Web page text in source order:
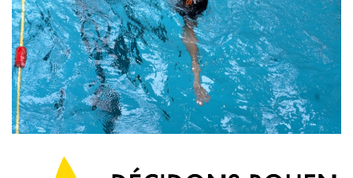
Nous contacter